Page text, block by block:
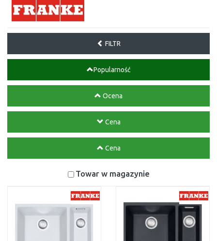
FILTR
Popularność
Ocena
Cena
Cena
Towar w magazynie